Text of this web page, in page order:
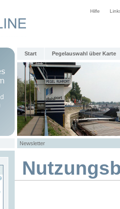
Hilfe
Start Pegelauswahl über Karte
Newsletter